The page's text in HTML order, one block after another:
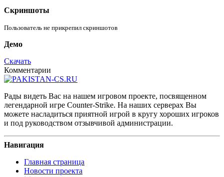
Скриншоты
Пользователь не прикрепил скриншотов
Демо
Скачать
Комментарии
Рады видеть Вас на нашем игровом проекте, посвященном
легендарной игре Counter-Strike. На наших серверах Вы
можете насладиться приятной игрой в кругу хороших игроков
и под руководством отзывчивой администрации.
Навигация
Главная страница
Новости проекта